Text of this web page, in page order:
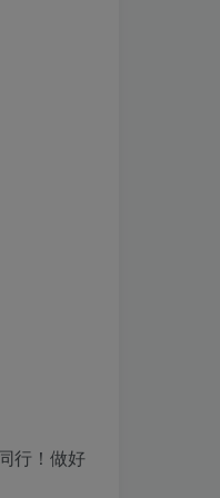
行！做好